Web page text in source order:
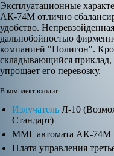
Эксплуатационные
АК-74М отлично
удобство.
дальнобойностью
компанией "Полигон".
складывающийся приклад,
упрощает его перевозку.
В комплект входит:
Излучатель Л-10
Стандарт)
ММГ автомата АК-74М
Плата управления